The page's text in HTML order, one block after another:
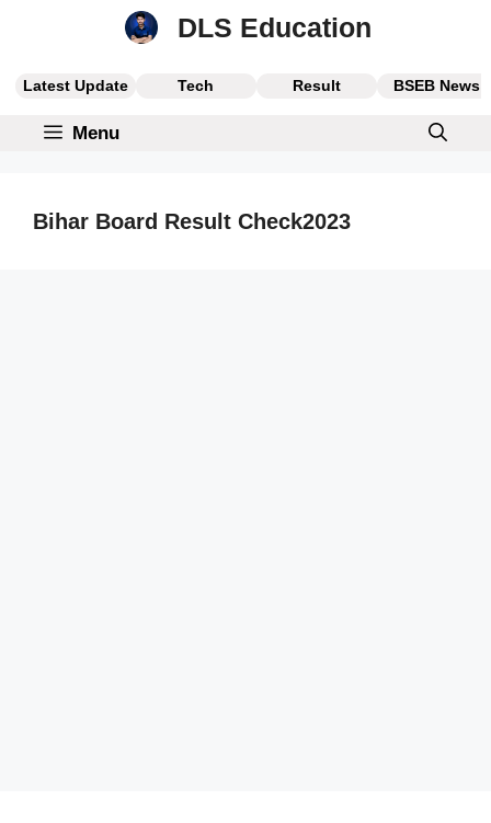
DLS Education
Latest Update Tech Result BSEB News
Menu
Bihar Board Result Check2023